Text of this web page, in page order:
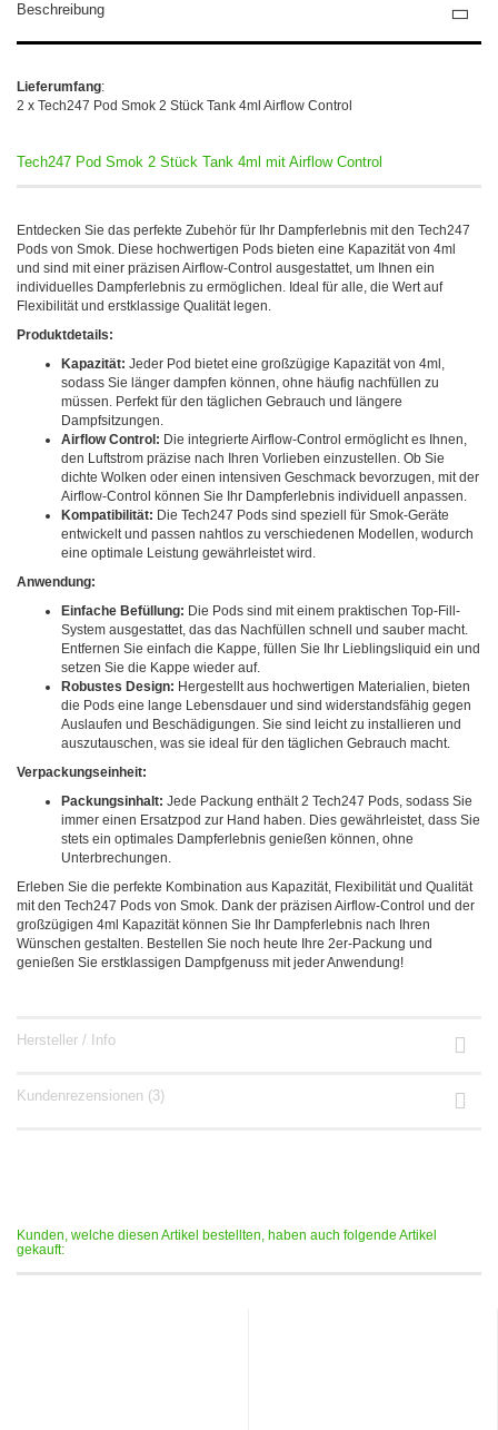
Beschreibung
Lieferumfang:
2 x Tech247 Pod Smok 2 Stück Tank 4ml Airflow Control
Tech247 Pod Smok 2 Stück Tank 4ml mit Airflow Control
Entdecken Sie das perfekte Zubehör für Ihr Dampferlebnis mit den Tech247
Pods von Smok. Diese hochwertigen Pods bieten eine Kapazität von 4ml
und sind mit einer präzisen Airflow-Control ausgestattet, um Ihnen ein
individuelles Dampferlebnis zu ermöglichen. Ideal für alle, die Wert auf
Flexibilität und erstklassige Qualität legen.
Produktdetails:
Kapazität: Jeder Pod bietet eine großzügige Kapazität von 4ml,
sodass Sie länger dampfen können, ohne häufig nachfüllen zu
müssen. Perfekt für den täglichen Gebrauch und längere
Dampfsitzungen.
Airflow Control: Die integrierte Airflow-Control ermöglicht es Ihnen,
den Luftstrom präzise nach Ihren Vorlieben einzustellen. Ob Sie
dichte Wolken oder einen intensiven Geschmack bevorzugen, mit der
Airflow-Control können Sie Ihr Dampferlebnis individuell anpassen.
Kompatibilität: Die Tech247 Pods sind speziell für Smok-Geräte
entwickelt und passen nahtlos zu verschiedenen Modellen, wodurch
eine optimale Leistung gewährleistet wird.
Anwendung:
Einfache Befüllung: Die Pods sind mit einem praktischen Top-Fill-
System ausgestattet, das das Nachfüllen schnell und sauber macht.
Entfernen Sie einfach die Kappe, füllen Sie Ihr Lieblingsliquid ein und
setzen Sie die Kappe wieder auf.
Robustes Design: Hergestellt aus hochwertigen Materialien, bieten
die Pods eine lange Lebensdauer und sind widerstandsfähig gegen
Auslaufen und Beschädigungen. Sie sind leicht zu installieren und
auszutauschen, was sie ideal für den täglichen Gebrauch macht.
Verpackungseinheit:
Packungsinhalt: Jede Packung enthält 2 Tech247 Pods, sodass Sie
immer einen Ersatzpod zur Hand haben. Dies gewährleistet, dass Sie
stets ein optimales Dampferlebnis genießen können, ohne
Unterbrechungen.
Erleben Sie die perfekte Kombination aus Kapazität, Flexibilität und Qualität
mit den Tech247 Pods von Smok. Dank der präzisen Airflow-Control und der
großzügigen 4ml Kapazität können Sie Ihr Dampferlebnis nach Ihren
Wünschen gestalten. Bestellen Sie noch heute Ihre 2er-Packung und
genießen Sie erstklassigen Dampfgenuss mit jeder Anwendung!
Hersteller / Info
Kundenrezensionen (3)
Kunden, welche diesen Artikel bestellten, haben auch folgende Artikel
gekauft: